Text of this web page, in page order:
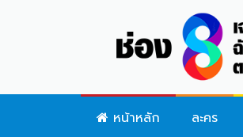
หน้าหลัก ละคร